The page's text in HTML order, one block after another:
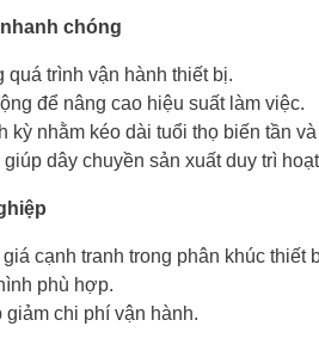
chóng
trình vận hành thiết bị.
để nâng cao hiệu suất làm việc.
kỳ nhằm kéo dài tuổi thọ biến tần
dây chuyền sản xuất duy trì
cạnh tranh trong phân khúc thiết
phù hợp.
chi phí vận hành.